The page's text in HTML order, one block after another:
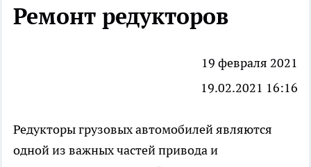
Ремонт редукторов
19 февраля 2021
19.02.2021 16:16
Редукторы грузовых автомобилей являются
одной из важных частей привода и